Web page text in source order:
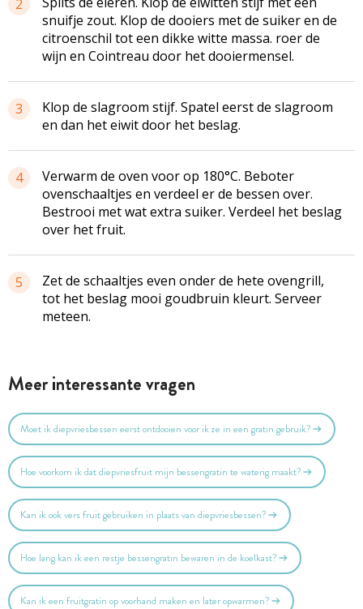
2
snuifje zout. Klop de dooiers met de suiker en de
citroenschil tot een dikke witte massa. roer de
wijn en Cointreau door het dooiermensel.
3
Klop de slagroom stijf. Spatel eerst de slagroom
en dan het eiwit door het beslag.
4 Verwarm de oven voor op 180°C. Beboter
ovenschaaltjes en verdeel er de bessen over.
Bestrooi met wat extra suiker. Verdeel het beslag
over het fruit.
5 Zet de schaaltjes even onder de hete ovengrill,
tot het beslag mooi goudbruin kleurt. Serveer
meteen.
Meer interessante vragen
Moet ik diepvriesbessen eerst ontdooien voor ik ze in een gratin gebruik?
Hoe voorkom ik dat diepvriesfruit mijn bessengratin te waterig maakt?
Kan ik ook vers fruit gebruiken in plaats van diepvriesbessen?
Hoe lang kan ik een restje bessengratin bewaren in de koelkast?
Kan ik een fruitgratin op voorhand maken en later opwarmen?